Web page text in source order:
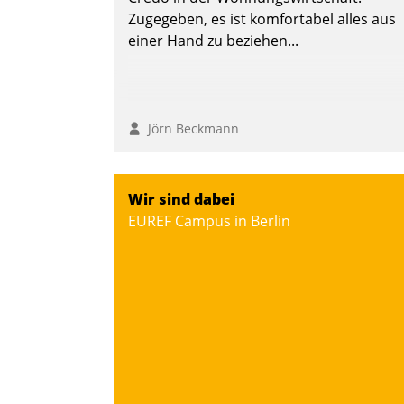
Zugegeben, es ist komfortabel alles aus
einer Hand zu beziehen...
Jörn Beckmann
Wir sind dabei
EUREF Campus in Berlin